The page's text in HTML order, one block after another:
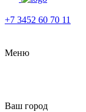
+7 3452 60 70 11
Меню
Ваш город